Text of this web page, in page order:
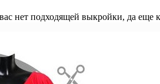
нет подходящей выкройки, да